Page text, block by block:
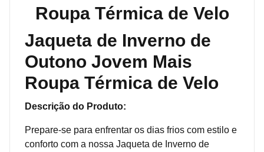
Roupa Térmica de Velo
Jaqueta de Inverno de
Outono Jovem Mais
Roupa Térmica de Velo
Descrição do Produto:
Prepare-se para enfrentar os dias frios com estilo e
conforto com a nossa Jaqueta de Inverno de